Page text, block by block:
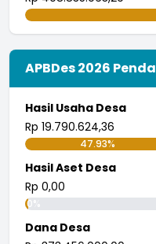
APBDes 2026
Hasil Usaha Desa
Rp 19.790.624,36
47.93%
Hasil Aset Desa
Rp 0,00
0%
Dana Desa